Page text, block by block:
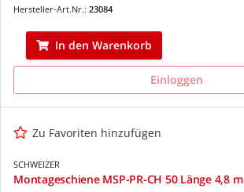
Hersteller-Art.Nr.: 23084
In den Warenkorb
Einloggen
Zu Favoriten hinzufügen
SCHWEIZER
Montageschiene MSP-PR-CH 50 Länge 4,8 m